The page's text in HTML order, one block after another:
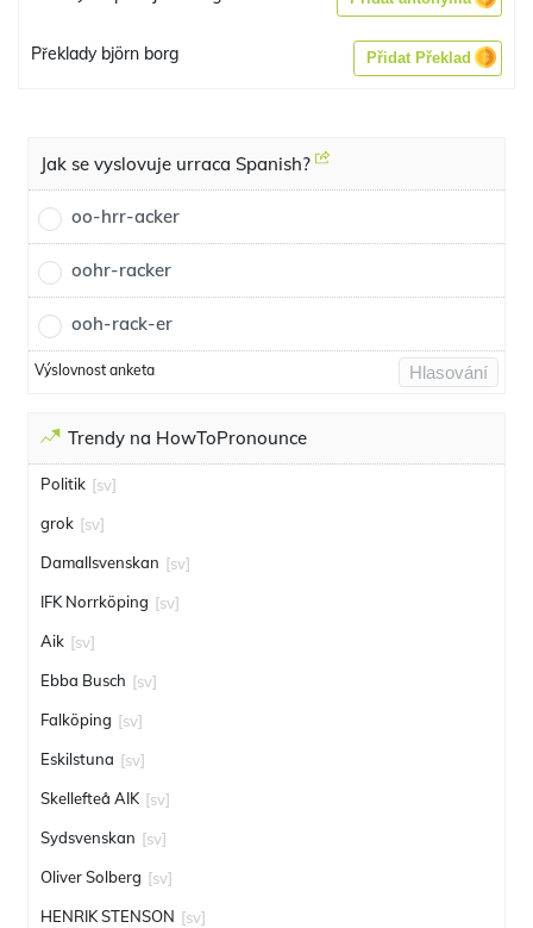
Překlady björn borg Přidat Překlad
Jak se vyslovuje urraca Spanish?
oo-hrr-acker
oohr-racker
ooh-rack-er
Výslovnost anketa Hlasování
Trendy na HowToPronounce
Politik [sv]
grok [sv]
Damallsvenskan [sv]
IFK Norrköping [sv]
Aik [sv]
Ebba Busch [sv]
Falköping [sv]
Eskilstuna [sv]
Skellefteå AIK [sv]
Sydsvenskan [sv]
Oliver Solberg [sv]
HENRIK STENSON [sv]